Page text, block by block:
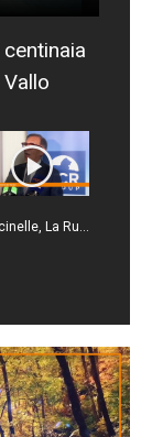
Caro traghetti in Sicilia, Mazzocchi "Basta, bisogna fermare questo scempio"